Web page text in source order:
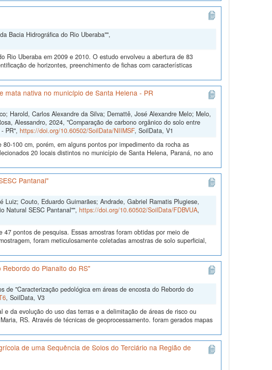
Bacia Hidrográfica do Rio Uberaba"",
Rio Uberaba em 2009 e 2010. O estudo envolveu a abertura de 83
de horizontes, preenchimento de fichas com características
nativa no município de Santa Helena - PR
Harold, Carlos Alexandre da Silva; Demattê, José Alexandre Melo; Melo,
Alessandro, 2024, "Comparação de carbono orgânico do solo entre
PR", https://doi.org/10.60502/SoilData/NIIMSF, SoilData, V1
100 cm, porém, em alguns pontos por impedimento da rocha as
20 locais distintos no município de Santa Helena, Paraná, no ano
Pantanal"
Couto, Eduardo Guimarães; Andrade, Gabriel Ramatis Plugiese,
Natural SESC Pantanal"", https://doi.org/10.60502/SoilData/FDBVUA,
pontos de pesquisa. Essas amostras foram obtidas por meio de
foram meticulosamente coletadas amostras de solo superficial,
do Planalto do RS"
de "Caracterização pedológica em áreas de encosta do Rebordo do
, SoilData, V3
da evolução do uso das terras e a delimitação de áreas de risco ou
RS. Através de técnicas de geoprocessamento. foram gerados mapas
de uma Sequência de Solos do Terciário na Região de